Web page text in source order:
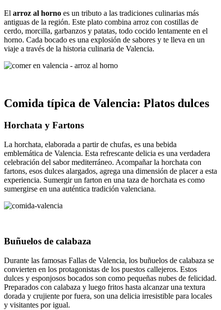
El arroz al horno es un tributo a las tradiciones culinarias más
antiguas de la región. Este plato combina arroz con costillas de
cerdo, morcilla, garbanzos y patatas, todo cocido lentamente en el
horno. Cada bocado es una explosión de sabores y te lleva en un
viaje a través de la historia culinaria de Valencia.
Comida típica de Valencia: Platos dulces
Horchata y Fartons
La horchata, elaborada a partir de chufas, es una bebida
emblemática de Valencia. Esta refrescante delicia es una verdadera
celebración del sabor mediterráneo. Acompañar la horchata con
fartons, esos dulces alargados, agrega una dimensión de placer a esta
experiencia. Sumergir un farton en una taza de horchata es como
sumergirse en una auténtica tradición valenciana.
Buñuelos de calabaza
Durante las famosas Fallas de Valencia, los buñuelos de calabaza se
convierten en los protagonistas de los puestos callejeros. Estos
dulces y esponjosos bocados son como pequeñas nubes de felicidad.
Preparados con calabaza y luego fritos hasta alcanzar una textura
dorada y crujiente por fuera, son una delicia irresistible para locales
y visitantes por igual.